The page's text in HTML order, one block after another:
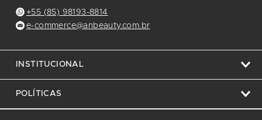
+55 (85) 98193-8814
e-commerce@anbeauty.com.br
INSTITUCIONAL
POLÍTICAS